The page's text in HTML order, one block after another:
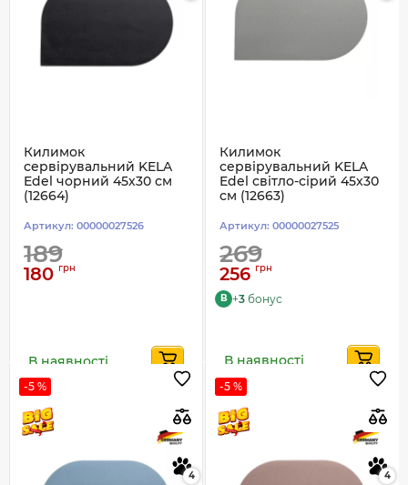
Килимок
сервірувальний KELA
Edel чорний 45х30 см
(12664)
Артикул: 00000027526
189
180 грн
В наявності
Килимок
сервірувальний KELA
Edel світло-сірий 45х30
см (12663)
Артикул: 00000027525
269
256 грн
B +3 бонус
В наявності
-5 %
4
-5 %
4